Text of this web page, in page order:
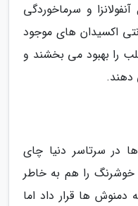
و سرماخوردگی
اکسیدان های موجود
را بهبود می بخشند و
در سرتاسر دنیا چای
را هم به خاطر
دمنوش ها قرار داد اما